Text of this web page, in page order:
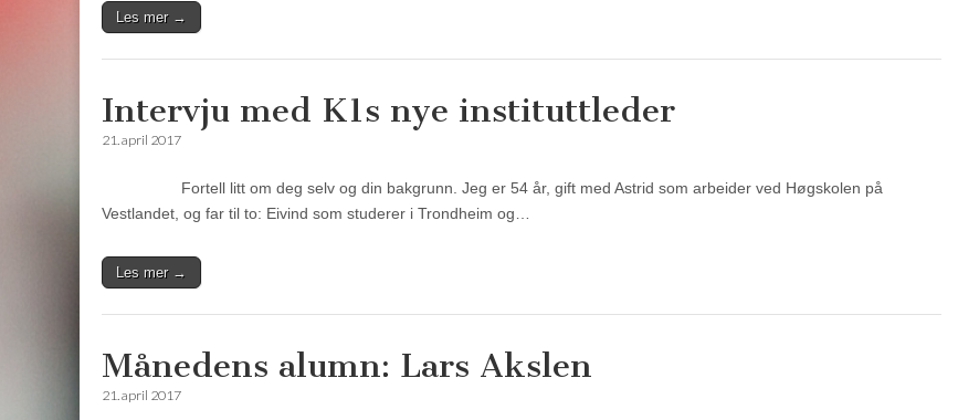
Les mer →
Intervju med K1s nye instituttleder
21. april 2017
Fortell litt om deg selv og din bakgrunn. Jeg er 54 år, gift med Astrid som arbeider ved Høgskolen på
Vestlandet, og far til to: Eivind som studerer i Trondheim og…
Les mer →
Månedens alumn: Lars Akslen
21. april 2017